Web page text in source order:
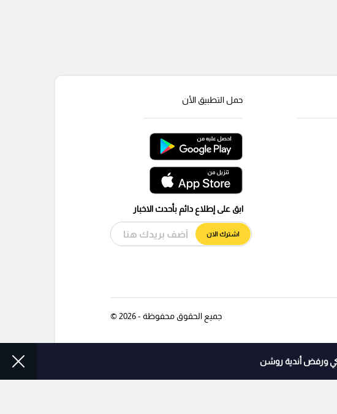
ورفض أندية روشن
حمل التطبيق الأن
ابق على إطلاع دائم بأحدث الاخبار
اشترك الان
جميع الحقوق محفوظة - 2026 ©